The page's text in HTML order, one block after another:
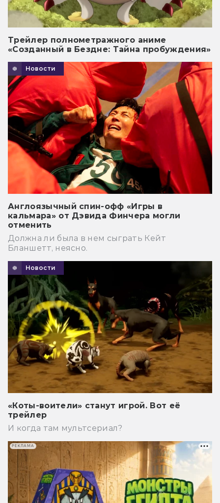
Трейлер полнометражного аниме
«Созданный в Бездне: Тайна пробуждения»
Новости
Англоязычный спин-офф «Игры в
кальмара» от Дэвида Финчера могли
отменить
Должна ли была в нем сыграть Кейт
Бланшетт, неясно.
Новости
«Коты-воители» станут игрой. Вот её
трейлер
И когда там мультсериал?
РЕКЛАМА